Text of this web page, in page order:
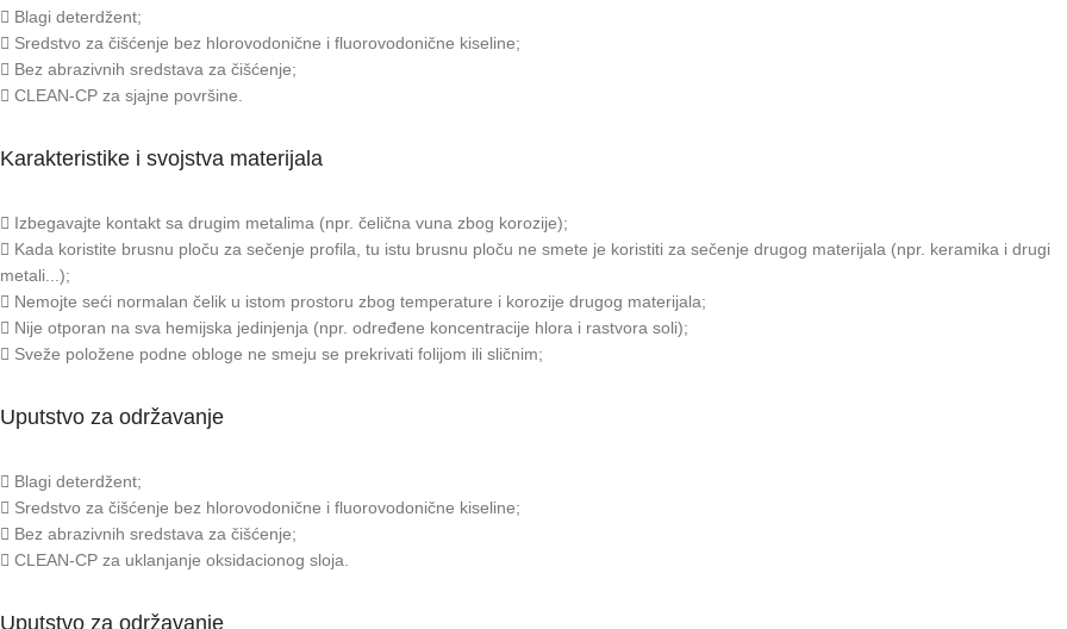
Blagi deterdžent;
Sredstvo za čišćenje bez hlorovodonične i fluorovodonične kiseline;
Bez abrazivnih sredstava za čišćenje;
CLEAN-CP za sjajne površine.
Karakteristike i svojstva materijala
Izbegavajte kontakt sa drugim metalima (npr. čelična vuna zbog korozije);
Kada koristite brusnu ploču za sečenje profila, tu istu brusnu ploču ne smete je koristiti za sečenje drugog materijala (npr. keramika i drugi
metali...);
Nemojte seći normalan čelik u istom prostoru zbog temperature i korozije drugog materijala;
Nije otporan na sva hemijska jedinjenja (npr. određene koncentracije hlora i rastvora soli);
Sveže položene podne obloge ne smeju se prekrivati folijom ili sličnim;
Uputstvo za održavanje
Blagi deterdžent;
Sredstvo za čišćenje bez hlorovodonične i fluorovodonične kiseline;
Bez abrazivnih sredstava za čišćenje;
CLEAN-CP za uklanjanje oksidacionog sloja.
Uputstvo za održavanje